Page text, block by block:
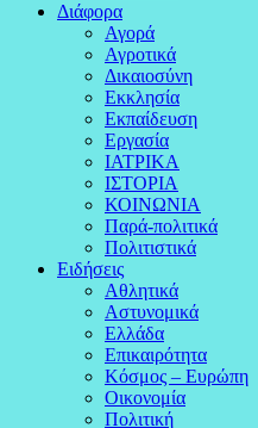
Διάφορα
Αγορά
Αγροτικά
Δικαιοσύνη
Εκκλησία
Εκπαίδευση
Εργασία
ΙΑΤΡΙΚΑ
ΙΣΤΟΡΙΑ
ΚΟΙΝΩΝΙΑ
Παρά-πολιτικά
Πολιτιστικά
Ειδήσεις
Αθλητικά
Αστυνομικά
Ελλάδα
Επικαιρότητα
Κόσμος – Ευρώπη
Οικονομία
Πολιτική